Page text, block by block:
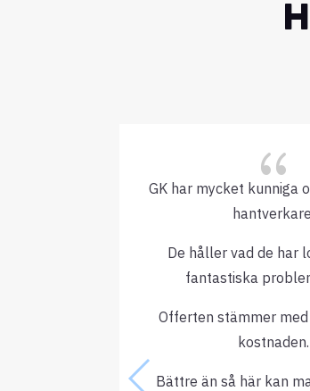
{
GK har mycket kunniga
De håller vad de har
fantastiska
Offerten stämmer
kostnaden.
Bättre än så här kan